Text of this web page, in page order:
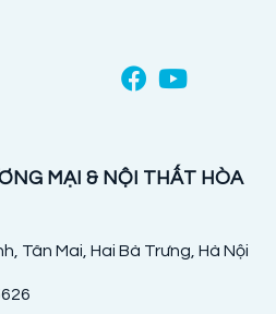
MẠI & NỘI THẤT HÒA
Tân Mai, Hai Bà Trưng, Hà Nội